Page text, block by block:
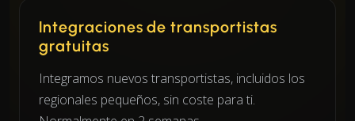
Integraciones de transportistas
gratuitas
Integramos nuevos transportistas, incluidos los
regionales pequeños, sin coste para ti.